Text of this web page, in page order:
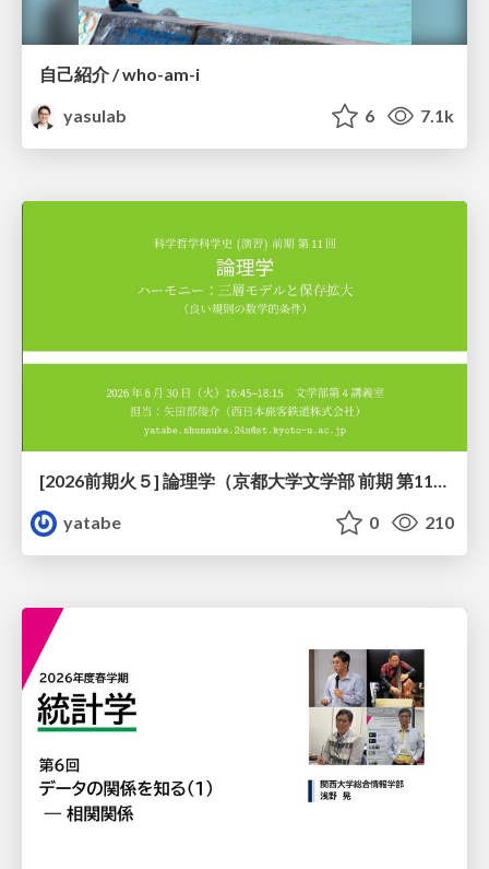
自己紹介 / who-am-i
yasulab
6 7.1k
[2026前期火５] 論理学（京都大学文学部 前期 第11回）「ハーモニー：三層モデルと保存拡大」
yatabe
0 210